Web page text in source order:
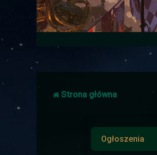
Strona główna
Ogłoszenia